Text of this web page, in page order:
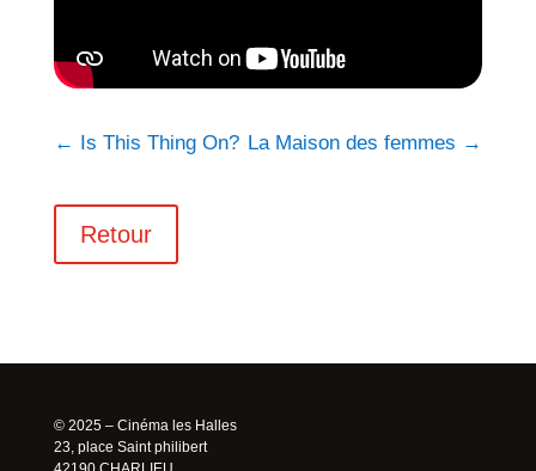
← Is This Thing On? La Maison des femmes →
Retour
© 2025 – Cinéma les Halles
23, place Saint philibert